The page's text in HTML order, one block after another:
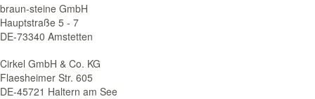
braun-steine GmbH
Hauptstraße 5 - 7
DE-73340 Amstetten
Cirkel GmbH & Co. KG
Flaesheimer Str. 605
DE-45721 Haltern am See